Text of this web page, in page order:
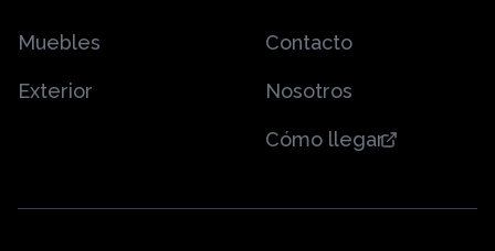
Muebles
Exterior
Contacto
Nosotros
Cómo llegar